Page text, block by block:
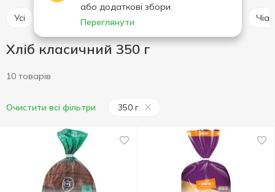
або додаткові збори.
Переглянути
Усі Хліб класичний
Хліб класичний 350 г
10 товарів
Очистити всі фільтри 350 г